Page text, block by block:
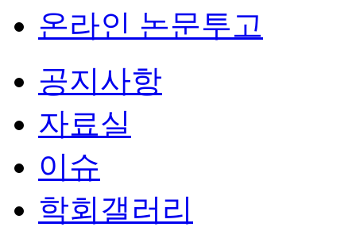
온라인 논문투고
공지사항
자료실
이슈
학회갤러리